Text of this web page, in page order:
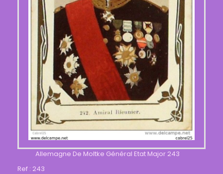
Allemagne De Moltke Général Etat Major 243
Ref : 243